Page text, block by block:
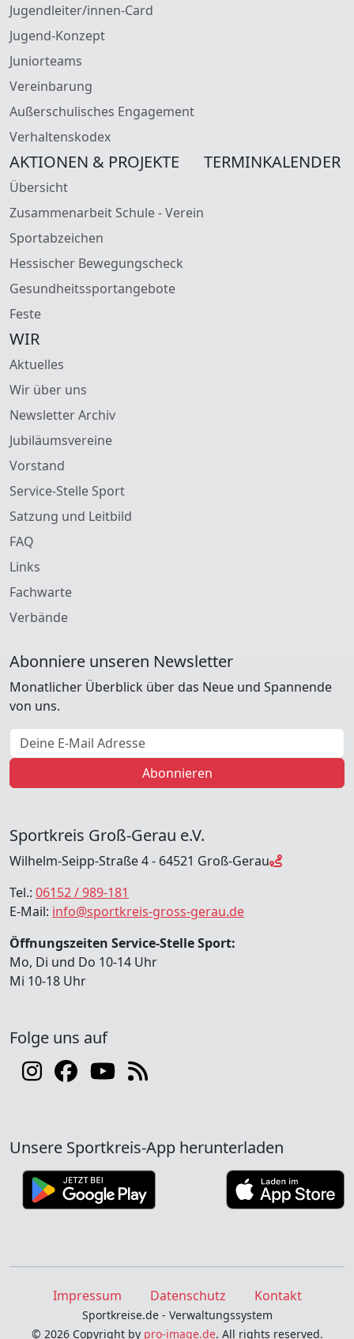
Jugendleiter/innen-Card
Jugend-Konzept
Juniorteams
Vereinbarung
Außerschulisches Engagement
Verhaltenskodex
AKTIONEN & PROJEKTE
Übersicht
Zusammenarbeit Schule - Verein
Sportabzeichen
Hessischer Bewegungscheck
Gesundheitssportangebote
Feste
TERMINKALENDER
WIR
Aktuelles
Wir über uns
Newsletter Archiv
Jubiläumsvereine
Vorstand
Service-Stelle Sport
Satzung und Leitbild
FAQ
Links
Fachwarte
Verbände
Abonniere unseren Newsletter
Monatlicher Überblick über das Neue und Spannende
von uns.
E-Mail Adresse
Abonnieren
Sportkreis Groß-Gerau e.V.
Wilhelm-Seipp-Straße 4 - 64521 Groß-Gerau
Tel.: 06152 / 989-181
E-Mail: info@sportkreis-gross-gerau.de
Öffnungszeiten Service-Stelle Sport:
Mo, Di und Do 10-14 Uhr
Mi 10-18 Uhr
Folge uns auf
Unsere Sportkreis-App herunterladen
Impressum Datenschutz Kontakt
Sportkreise.de - Verwaltungssystem
© 2026 Copyright by pro-image.de. All rights reserved.